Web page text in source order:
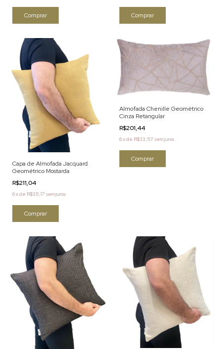
Comprar
Capa de Almofada Jacquard
Geométrico Mostarda
R$211,04
6xde R$35,17 sem juros
Almofada Chenille Geométrico
Cinza Retangular
R$201,44
6xde R$33,57 sem juros